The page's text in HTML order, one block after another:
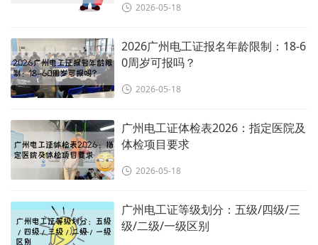
2026-05-18
2026广州电工证报名年龄限制：18-6
0周岁可报吗？
2026-05-18
广州电工证体检表2026：指定医院及
体检项目要求
2026-05-18
广州电工证等级划分：五级/四级/三
级/二级/一级区别